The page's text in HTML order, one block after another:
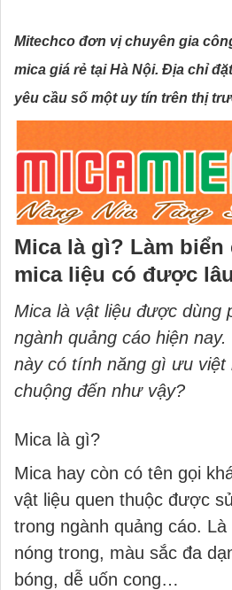
Mitechco đơn vị chuyên gia
mica giá rẻ tại Hà Nội. Địa chỉ
yêu cầu số một uy tín trên thị
Mica là gì? Làm
mica liệu có được
Mica là vật liệu được dùng
ngành quảng cáo hiện
này có tính năng gì ưu
chuộng đến như vậy?
Mica là gì?
Mica hay còn có tên gọi
vật liệu quen thuộc được
trong ngành quảng cáo.
nóng trong, màu sắc đa
bóng, dễ uốn cong…